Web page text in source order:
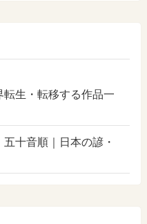
生・転移する作品一
十音順｜日本の諺・